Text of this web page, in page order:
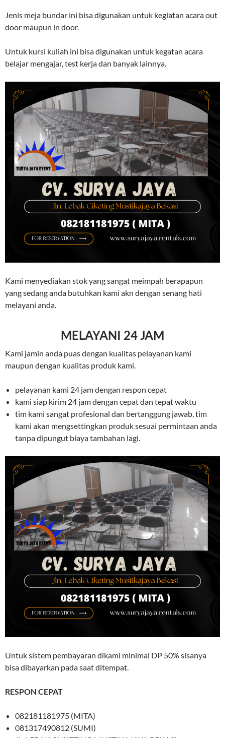
Jenis meja bundar ini bisa digunakan untuk kegiatan acara out
door maupun in door.
Untuk kursi kuliah ini bisa digunakan untuk kegatan acara
belajar mengajar, test kerja dan banyak lainnya.
Kami menyediakan stok yang sangat meimpah berapapun
yang sedang anda butuhkan kami akn dengan senang hati
melayani anda.
MELAYANI 24 JAM
Kami jamin anda puas dengan kualitas pelayanan kami
maupun dengan kualitas produk kami.
pelayanan kami 24 jam dengan respon cepat
kami siap kirim 24 jam dengan cepat dan tepat waktu
tim kami sangat profesional dan bertanggung jawab, tim
kami akan mengsettingkan produk sesuai permintaan anda
tanpa dipungut biaya tambahan lagi.
Untuk sistem pembayaran dikami minimal DP 50% sisanya
bisa dibayarkan pada saat ditempat.
RESPON CEPAT
082181181975 (MITA)
081317490812 (SUMI)